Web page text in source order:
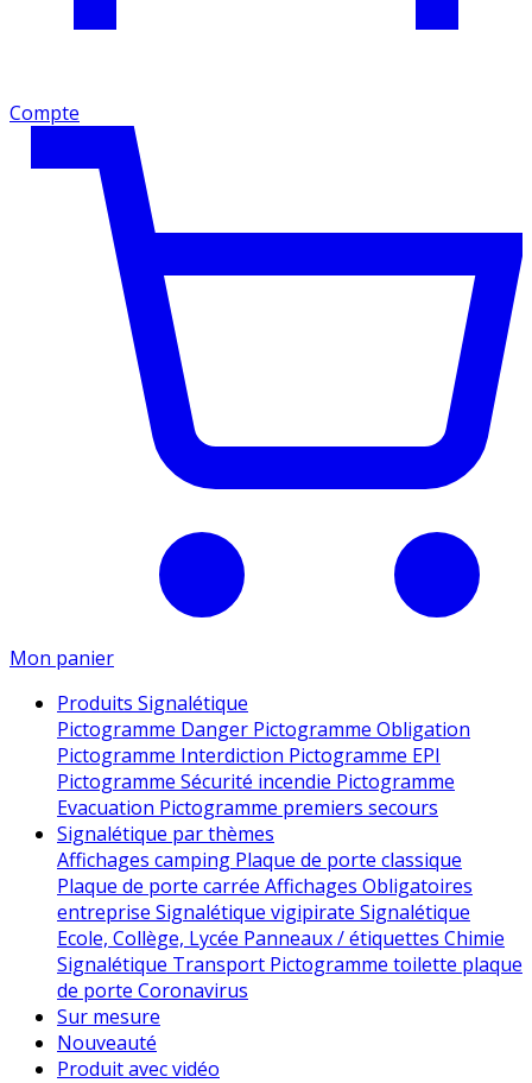
Compte
Mon panier
Produits Signalétique
Pictogramme Danger Pictogramme Obligation
Pictogramme Interdiction Pictogramme EPI
Pictogramme Sécurité incendie Pictogramme
Evacuation Pictogramme premiers secours
Signalétique par thèmes
Affichages camping Plaque de porte classique
Plaque de porte carrée Affichages Obligatoires
entreprise Signalétique vigipirate Signalétique
Ecole, Collège, Lycée Panneaux / étiquettes Chimie
Signalétique Transport Pictogramme toilette plaque
de porte Coronavirus
Sur mesure
Nouveauté
Produit avec vidéo